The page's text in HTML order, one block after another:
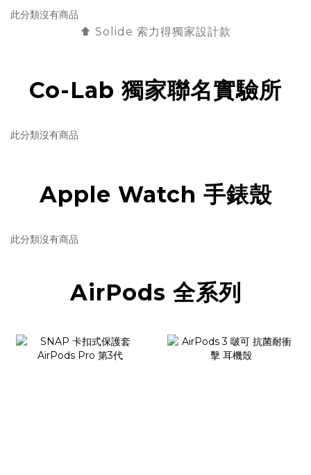
此分類沒有商品
⬆️ Solide 索力得獨家設計款
Co-Lab 獨家聯名實驗所
此分類沒有商品
Apple Watch 手錶殼
此分類沒有商品
AirPods 全系列